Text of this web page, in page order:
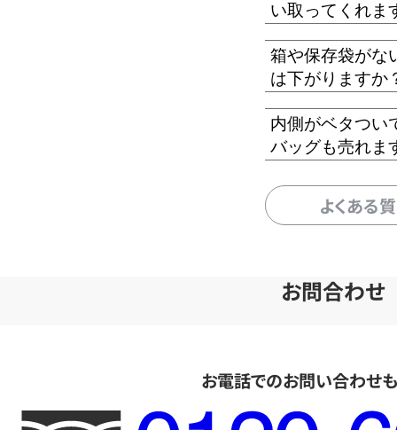
い取ってくれま
箱や保存袋がな
は下がりますか
内側がベタつい
バッグも売れま
よくある
お問合わせ
お電話でのお問い合わせ
フ